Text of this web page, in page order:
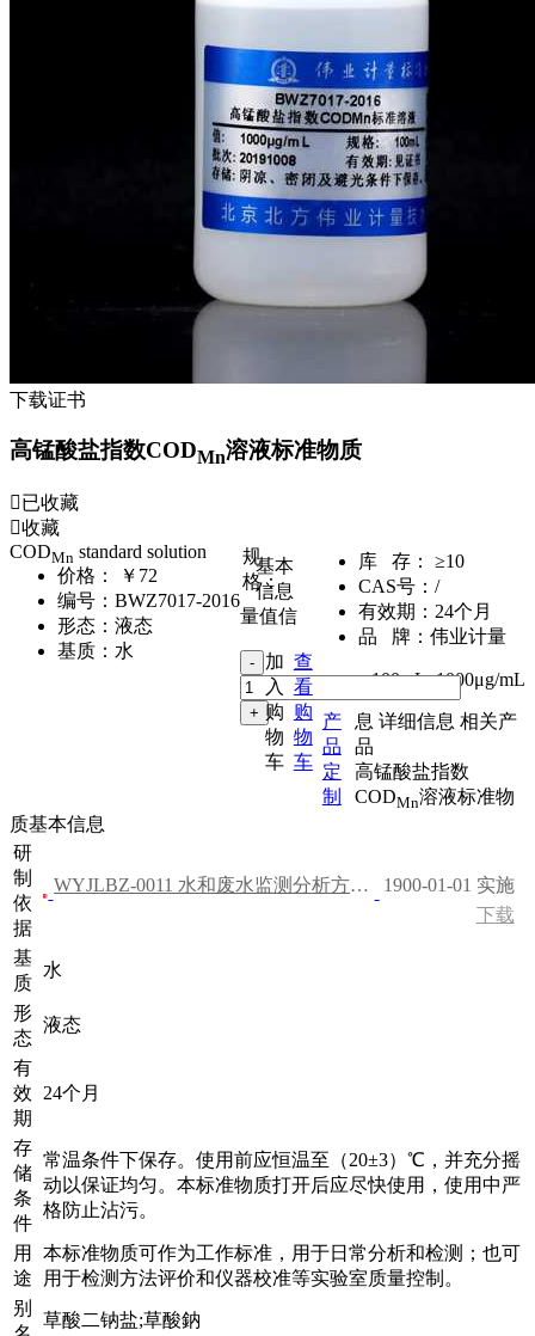
下载证书
高锰酸盐指数CODMn溶液标准物质
已收藏
收藏
CODMn standard solution
价格：
￥72
编号： BWZ7017-2016
形态： 液态
基质： 水
库 存：
≥10
CAS号： /
有效期： 24个月
品 牌： 伟业计量
规
格：
100mL,1000μg/mL
加
入
购
物
车
查
看
购
物
车
产
品
定
制
基本
信息
量值信
息 详细信息 相关产
品
高锰酸盐指数
CODMn溶液标准物
质基本信息
研
制
依
据
WYJLBZ-0011 水和废水监测分析方法（第四版）
1900-01-01 实施
下载
基
质
水
形
态
液态
有
效
期
24个月
存
储
条
件
常温条件下保存。使用前应恒温至（20±3）℃，并充分摇
动以保证均匀。本标准物质打开后应尽快使用，使用中严
格防止沾污。
用
途
本标准物质可作为工作标准，用于日常分析和检测；也可
用于检测方法评价和仪器校准等实验室质量控制。
别
草酸二钠盐;草酸鈉